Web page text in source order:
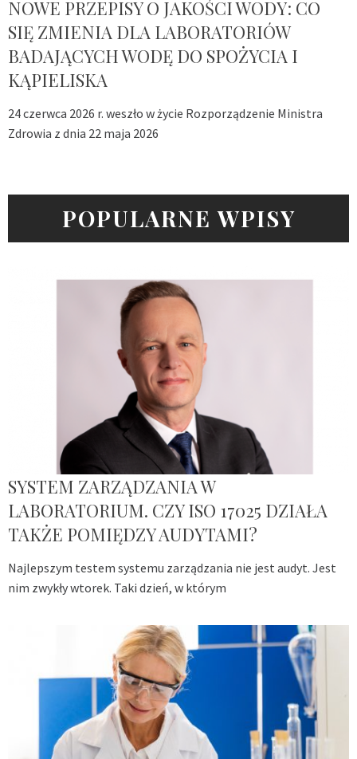
NOWE PRZEPISY O JAKOŚCI WODY: CO
SIĘ ZMIENIA DLA LABORATORIÓW
BADAJĄCYCH WODĘ DO SPOŻYCIA I
KĄPIELISKA
24 czerwca 2026 r. weszło w życie Rozporządzenie Ministra
Zdrowia z dnia 22 maja 2026
POPULARNE WPISY
SYSTEM ZARZĄDZANIA W
LABORATORIUM. CZY ISO 17025 DZIAŁA
TAKŻE POMIĘDZY AUDYTAMI?
Najlepszym testem systemu zarządzania nie jest audyt. Jest
nim zwykły wtorek. Taki dzień, w którym